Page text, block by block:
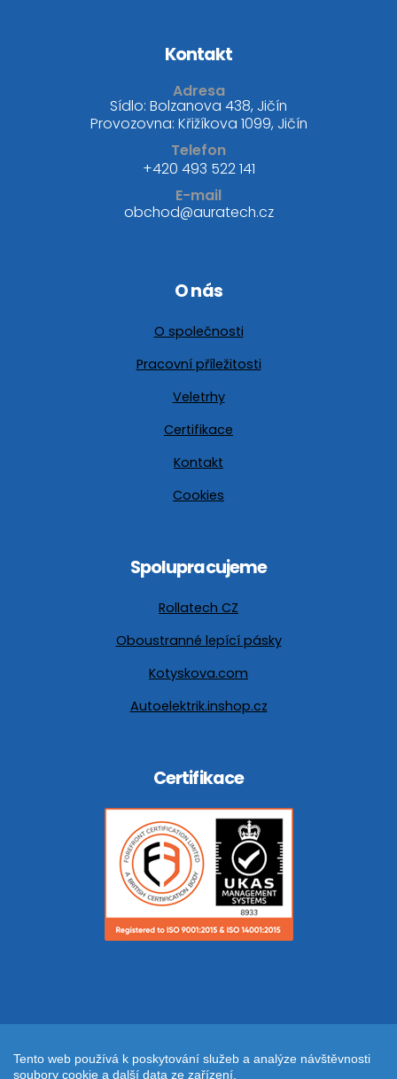
Kontakt
Adresa
Sídlo: Bolzanova 438, Jičín
Provozovna: Křižíkova 1099, Jičín
Telefon
+420 493 522 141
E-mail
obchod@auratech.cz
O nás
O společnosti
Pracovní příležitosti
Veletrhy
Certifikace
Kontakt
Cookies
Spolupracujeme
Rollatech CZ
Oboustranné lepící pásky
Kotyskova.com
Autoelektrik.inshop.cz
Certifikace
Tento web používá k poskytování služeb a analýze návštěvnosti
soubory cookie a další data ze zařízení.